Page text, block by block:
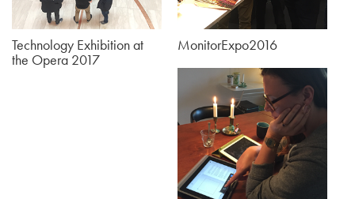
Technology Exhibition at
the Opera 2017
MonitorExpo2016